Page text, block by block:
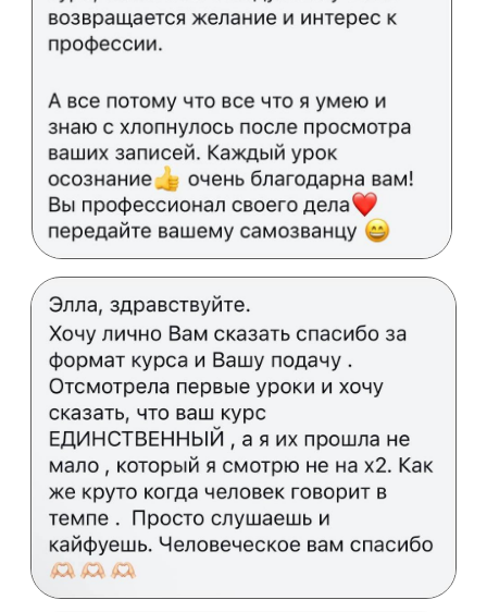
Практикующий маркетолог с 2011-го года (14
лет), стратег, основатель агентства
Makatova Marketing и академии.
7 лет вместе с командой операционно
сопровождали проекты малого и среднего
бизнеса, и последние несколько лет
сфокусировались только на разработке
маркетинг-стратегий и внедрении
системного маркетинга в объекты малого
и среднего бизнеса.Подробнее
ОСТАЛИСЬ ВОПРОСЫ?